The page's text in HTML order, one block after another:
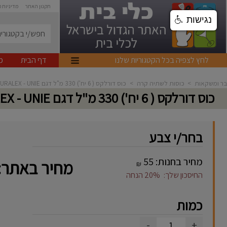
תקנון האתר
לחץ לצפיה בכל הקטגוריות שלנו דף הבית
בר ומשקאות > כוסות לשתיה קרה > כוס דורלקס ( 6 יח') 330 מ"ל דגם DURALEX - UNIE
כוס דורלקס ( 6 יח') 330 מ"ל דגם DURALEX - UNIE
בחר/י צבע
מחיר בחנות: ₪
החיסכון שלך: 20% הנחה מחיר
כמות
נגישות